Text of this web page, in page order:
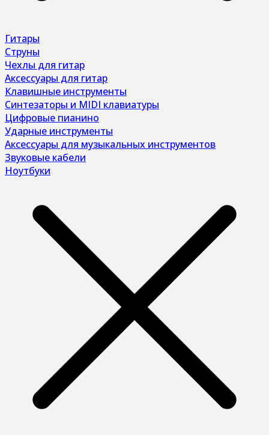
Гитары
Струны
Чехлы для гитар
Аксессуары для гитар
Клавишные инструменты
Синтезаторы и MIDI клавиатуры
Цифровые пианино
Ударные инструменты
Аксессуары для музыкальных инструментов
Звуковые кабели
Ноутбуки